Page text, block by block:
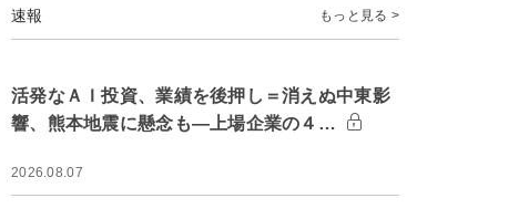
速報 もっと見る >
活発なＡＩ投資、業績を後押し＝消えぬ中東影
響、熊本地震に懸念も―上場企業の４…
2026.08.07